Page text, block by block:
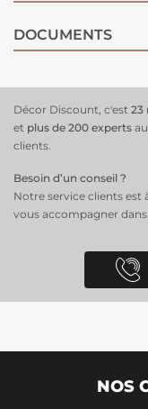
DOCUMENTS
Décor Discount, c'est 23
et plus de 200 experts
clients.
Besoin d’un conseil ?
Notre service clients est
vous accompagner
NOS